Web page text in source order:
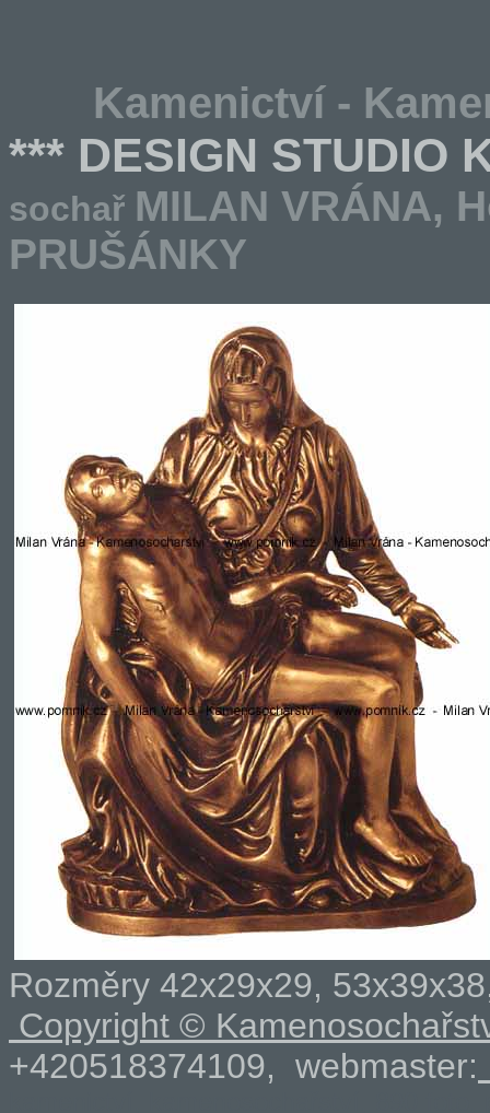
Kamenictví -
*** DESIGN STUDIO
sochař MILAN VRÁNA,
PRUŠÁNKY
Rozměry 42x29x29,
Copyright ©
+420518374109, webmaster: